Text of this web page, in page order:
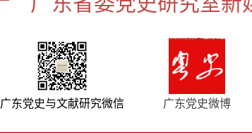
广东党史与文献研究微信 广东党史微博